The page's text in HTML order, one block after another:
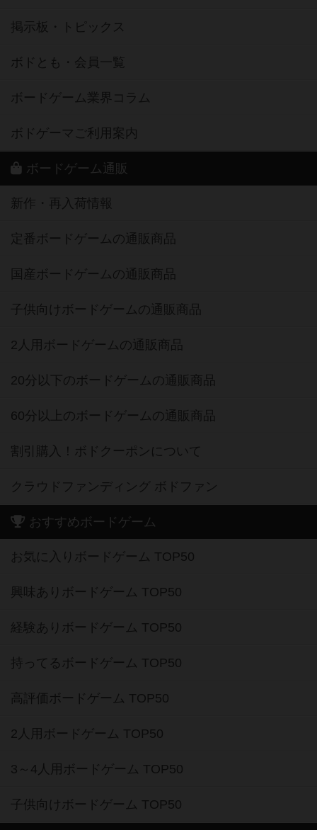
掲示板・トピックス
ボドとも・会員一覧
ボードゲーム業界コラム
ボドゲーマご利用案内
ボードゲーム通販
新作・再入荷情報
定番ボードゲームの通販商品
国産ボードゲームの通販商品
子供向けボードゲームの通販商品
2人用ボードゲームの通販商品
20分以下のボードゲームの通販商品
60分以上のボードゲームの通販商品
割引購入！ボドクーポンについて
クラウドファンディング ボドファン
おすすめボードゲーム
お気に入りボードゲーム TOP50
興味ありボードゲーム TOP50
経験ありボードゲーム TOP50
持ってるボードゲーム TOP50
高評価ボードゲーム TOP50
2人用ボードゲーム TOP50
3～4人用ボードゲーム TOP50
子供向けボードゲーム TOP50